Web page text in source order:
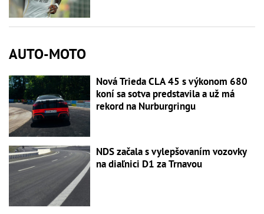
AUTO-MOTO
Nová Trieda CLA 45 s výkonom 680
koní sa sotva predstavila a už má
rekord na Nurburgringu
NDS začala s vylepšovaním vozovky
na diaľnici D1 za Trnavou